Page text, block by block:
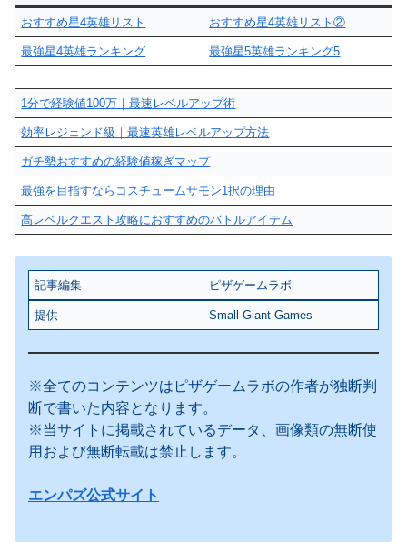
おすすめ星4英雄リスト おすすめ星4英雄リスト②
最強星4英雄ランキング 最強星5英雄ランキング5
1分で経験値100万｜最速レベルアップ術
効率レジェンド級｜最速英雄レベルアップ方法
ガチ勢おすすめの経験値稼ぎマップ
最強を目指すならコスチュームサモン1択の理由
高レベルクエスト攻略におすすめのバトルアイテム
記事編集 ピザゲームラボ
提供 Small Giant Games
※全てのコンテンツはピザゲームラボの作者が独断判
断で書いた内容となります。
※当サイトに掲載されているデータ、画像類の無断使
用および無断転載は禁止します。
エンパズ公式サイト